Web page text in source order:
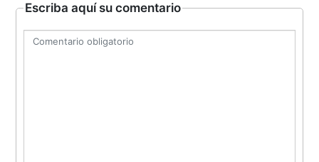
Escriba aquí su comentario